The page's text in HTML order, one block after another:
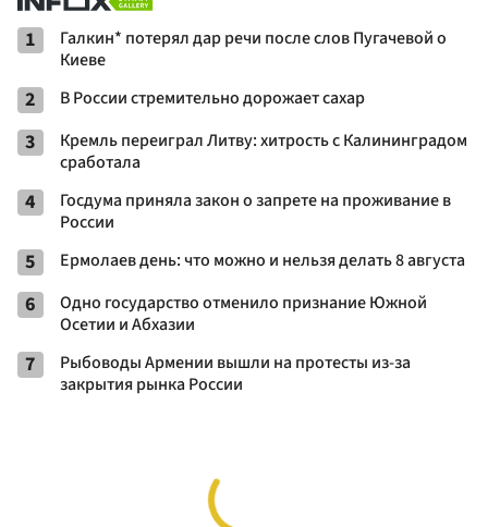
1
Галкин* потерял дар речи после слов Пугачевой о
Киеве
2 В России стремительно дорожает сахар
3
Кремль переиграл Литву: хитрость с Калининградом
сработала
4
Госдума приняла закон о запрете на проживание в
России
5 Ермолаев день: что можно и нельзя делать 8 августа
6
Одно государство отменило признание Южной
Осетии и Абхазии
7
Рыбоводы Армении вышли на протесты из-за
закрытия рынка России